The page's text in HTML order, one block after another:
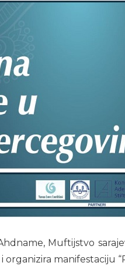
Muftijstvo
organizira manifestaciju